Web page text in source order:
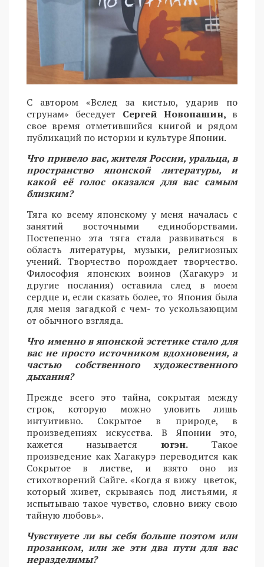
С автором «Вслед за кистью, ударив по
струнам» беседует Сергей Новопашин, в
свое время отметившийся книгой и рядом
публикаций по истории и культуре Японии.
Что привело вас, жителя России, уральца, в
пространство японской литературы, и
какой её голос оказался для вас самым
близким?
Тяга ко всему японскому у меня началась с
занятий восточными единоборствами.
Постепенно эта тяга стала развиваться в
область литературы, музыки, религиозных
учений. Творчество порождает творчество.
Философия японских воинов (Хагакурэ и
другие послания) оставила след в моем
сердце и, если сказать более, то Япония была
для меня загадкой с чем- то ускользающим
от обычного взгляда.
Что именно в японской эстетике стало для
вас не просто источником вдохновения, а
частью собственного художественного
дыхания?
Прежде всего это тайна, сокрытая между
строк, которую можно уловить лишь
интуитивно. Сокрытое в природе, в
произведениях искусства. В Японии это,
кажется называется югэн.Такое
произведение как Хагакурэ переводится как
Сокрытое в листве, и взято оно из
стихотворений Сайге. «Когда я вижу цветок,
который живет, скрываясь под листьями, я
испытываю такое чувство, словно вижу свою
тайную любовь».
Чувствуете ли вы себя больше поэтом или
прозаиком, или же эти два пути для вас
неразделимы?